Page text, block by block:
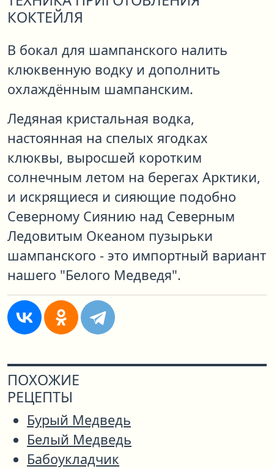
КОКТЕЙЛЯ
В бокал для шампанского налить
клюквенную водку и дополнить
охлаждённым шампанским.
Ледяная кристальная водка,
настоянная на спелых ягодках
клюквы, выросшей коротким
солнечным летом на берегах Арктики,
и искрящиеся и сияющие подобно
Северному Сиянию над Северным
Ледовитым Океаном пузырьки
шампанского - это импортный вариант
нашего "Белого Медведя".
ПОХОЖИЕ
РЕЦЕПТЫ
Бурый Медведь
Белый Медведь
Бабоукладчик